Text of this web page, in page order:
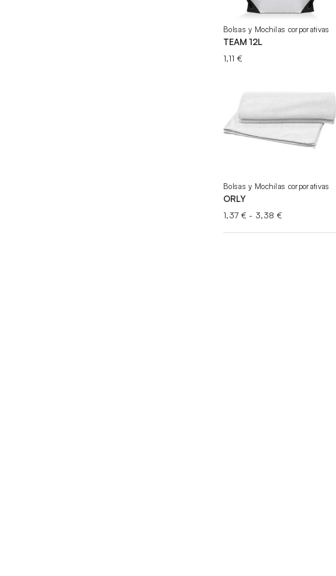
Bolsas y Mochilas corporativas
TEAM 12L
1,11 €
Bolsas y Mochilas corporativas
ORLY
1,37 € - 3,38 €Rango
precios: